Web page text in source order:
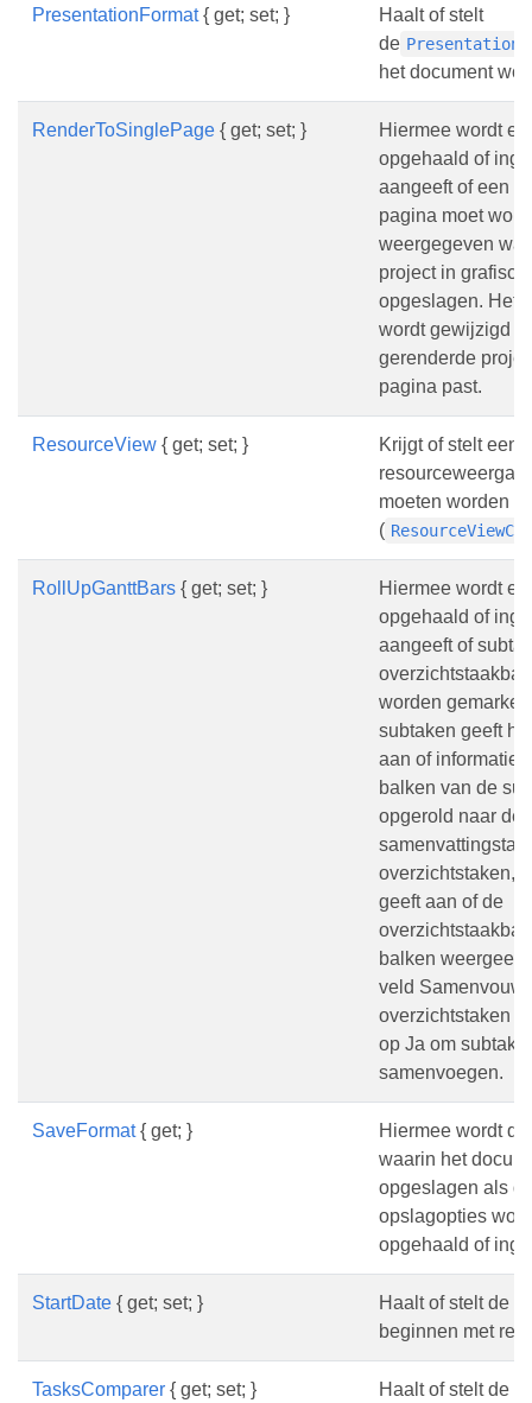
PresentationFormat{ get; set; }
Haalt of stelt
de
het document
RenderToSinglePage { get; set; }
Hiermee wordt
opgehaald of
aangeeft of een
pagina moet
weergegeven
project in
opgeslagen. Het
wordt gewijzigd
gerenderde
pagina past.
ResourceView { get; set; }
Krijgt of stelt een
moeten worden
(
RollUpGanttBars { get; set; }
Hiermee wordt
opgehaald of
aangeeft of
worden
subtaken geeft
aan of informatie
balken van de
opgerold naar de
overzichtstaken,
geeft aan of de
balken
veld
overzichtstaken
op Ja om
samenvoegen.
SaveFormat{ get; }
Hiermee wordt
waarin het
opgeslagen als
opslagopties
opgehaald of
StartDate { get; set; }
Haalt of stelt de
beginnen met
TasksComparer { get; set; }
Haalt of stelt de